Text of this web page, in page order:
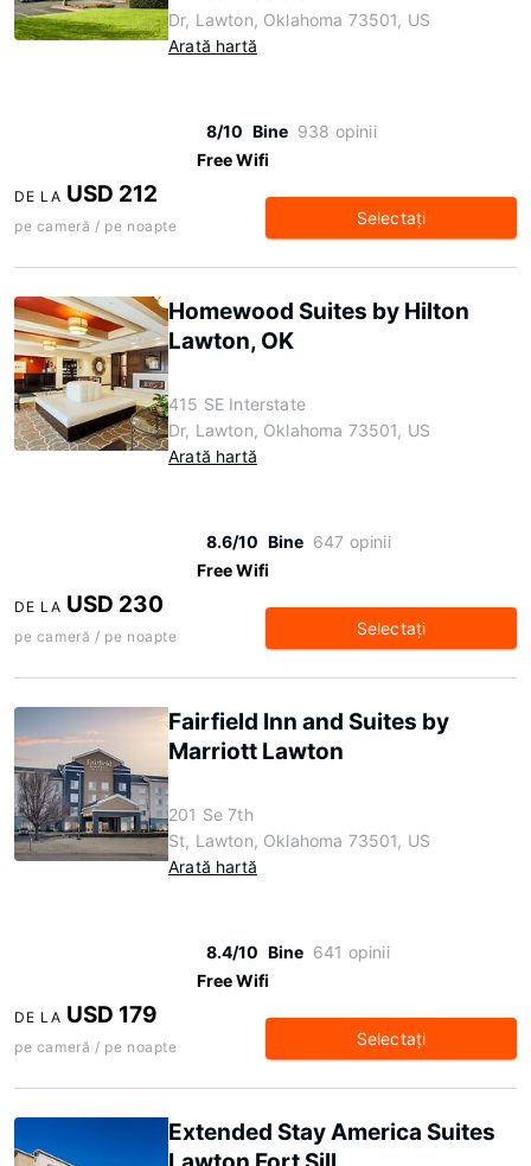
Dr, Lawton, Oklahoma 73501, US
Arată hartă
8/10 Bine 938 opinii
Free Wifi
DE LA USD 212
pe cameră / pe noapte Selectaţi
Homewood Suites by Hilton
Lawton, OK
415 SE Interstate
Dr, Lawton, Oklahoma 73501, US
Arată hartă
8.6/10 Bine 647 opinii
Free Wifi
DE LA USD 230
pe cameră / pe noapte Selectaţi
Fairfield Inn and Suites by
Marriott Lawton
201 Se 7th
St, Lawton, Oklahoma 73501, US
Arată hartă
8.4/10 Bine 641 opinii
Free Wifi
DE LA USD 179
pe cameră / pe noapte Selectaţi
Extended Stay America Suites